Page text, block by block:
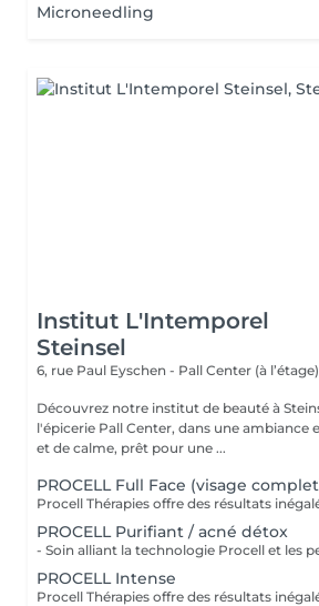
Microneedling
Institut L'Intemporel
Steinsel
6, rue Paul Eyschen - Pall Center (à l’étage)
Découvrez notre institut de beauté à
l'épicerie Pall Center, dans une ambiance
et de calme, prêt pour une ...
PROCELL Full Face (visage
PROCELL Purifiant / acné détox
PROCELL Intense